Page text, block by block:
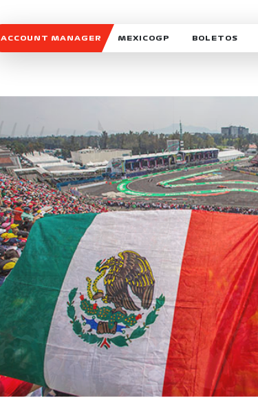
ACCOUNT MANAGER MEXICOGP
CELEBRA CON NOSOTROS
BOLETOS